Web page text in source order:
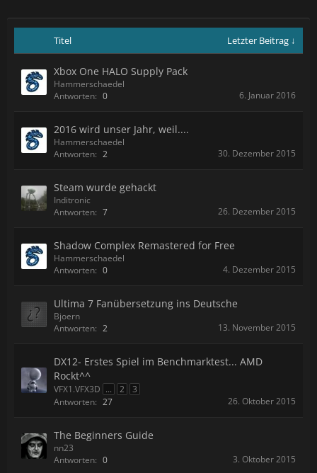
Titel Letzter Beitrag ↓
Xbox One HALO Supply Pack
Hammerschaedel
Antworten: 0 6. Januar 2016
2016 wird unser Jahr, weil....
Hammerschaedel
Antworten: 2 30. Dezember 2015
Steam wurde gehackt
Inditronic
Antworten: 7 26. Dezember 2015
Shadow Complex Remastered for Free
Hammerschaedel
Antworten: 0 4. Dezember 2015
Ultima 7 Fanübersetzung ins Deutsche
Bjoern
Antworten: 2 13. November 2015
DX12- Erstes Spiel im Benchmarktest... AMD
Rockt^^
VFX1.VFX3D ... 2
3
Antworten: 27 26. Oktober 2015
The Beginners Guide
nn23
Antworten: 0 3. Oktober 2015